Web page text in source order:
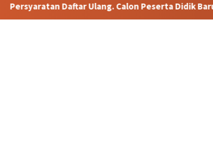
Daftar Ulang. Calon Peserta Didik Baru